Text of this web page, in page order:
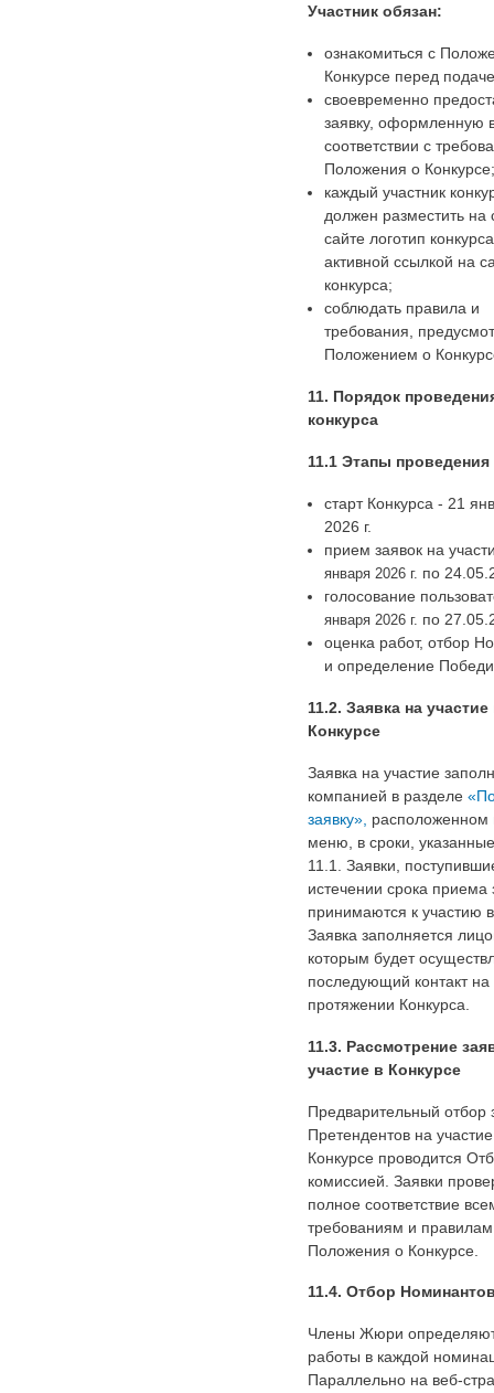
Участник обязан:
ознакомиться с
Конкурсе перед
своевременно
заявку, оформленную
соответствии с
Положения о Конкурсе;
каждый участник
должен разместить на
сайте логотип
активной ссылкой на
конкурса;
соблюдать правила и
требования,
Положением о
11. Порядок
конкурса
11.1 Этапы проведения
старт Конкурса - 21
2026 г.
прием заявок на
января 2026 г. по
голосование
января 2026 г. по
оценка работ, отбор
и определение
11.2. Заявка на участие
Конкурсе
Заявка на участие
компанией в разделе
заявку», расположенном
меню, в сроки,
11.1. Заявки,
истечении срока приема
принимаются к участию
Заявка заполняется
которым будет
последующий контакт на
протяжении Конкурса.
11.3. Рассмотрение
участие в Конкурсе
Предварительный отбор
Претендентов на
Конкурсе проводится
комиссией. Заявки
полное соответствие
требованиям и правилам
Положения о Конкурсе.
11.4. Отбор
Члены Жюри
работы в каждой
Параллельно на веб-